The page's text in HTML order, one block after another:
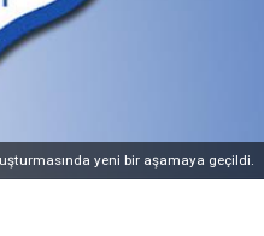
yeni bir aşamaya geçildi.